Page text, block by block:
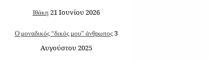
Ιθάκη 21 Ιουνίου 2026
Ο μοναδικός “δικός μου” άνθρωπος 3
Αυγούστου 2025